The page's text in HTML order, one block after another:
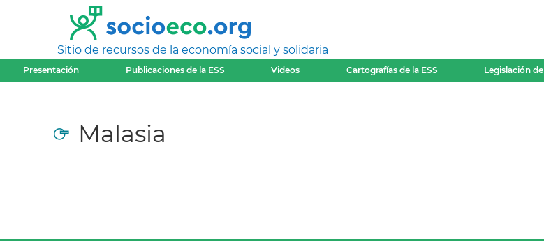
Sitio de recursos de la economía social y solidaria
Presentación Publicaciones de la ESS Videos Cartografías de la ESS Legislación de
Malasia